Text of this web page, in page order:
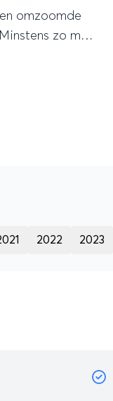
omzoomde
zo mooi
2022 2023